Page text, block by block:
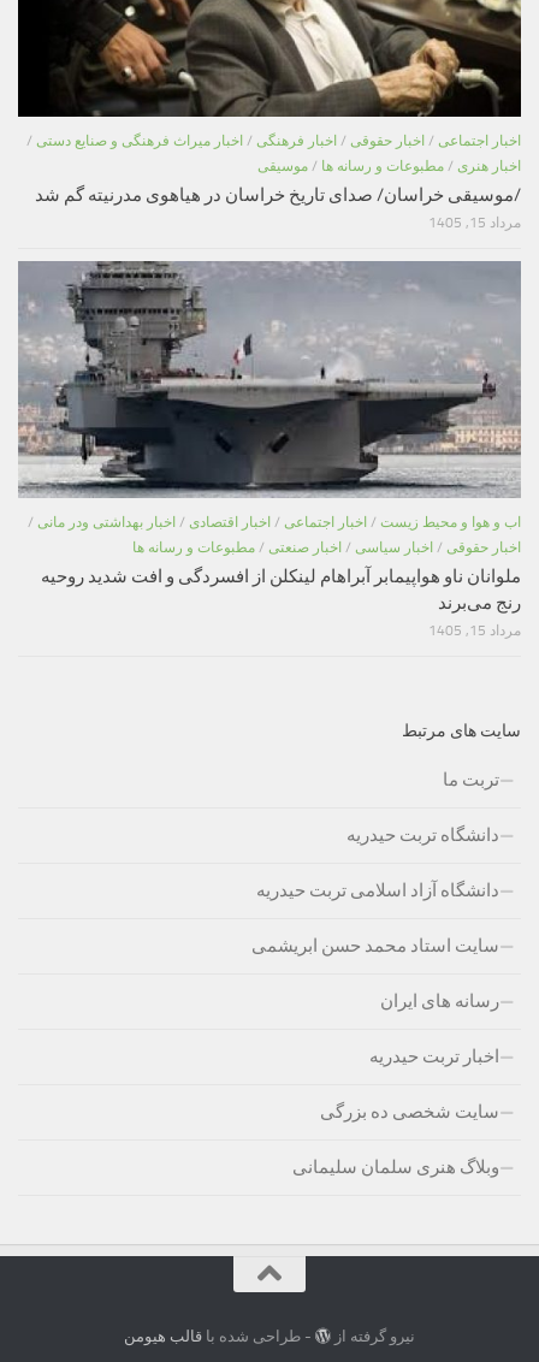
اخبار اجتماعی / اخبار حقوقی / اخبار فرهنگی / اخبار میراث فرهنگی و صنایع دستی /
اخبار هنری / مطبوعات و رسانه ها / موسیقی
/موسیقی خراسان/ صدای تاریخ خراسان در هیاهوی مدرنیته گم شد
مرداد 15, 1405
اب و هوا و محیط زیست / اخبار اجتماعی / اخبار اقتصادی / اخبار بهداشتی ودر مانی /
اخبار حقوقی / اخبار سیاسی / اخبار صنعتی / مطبوعات و رسانه ها
ملوانان ناو هواپیمابر آبراهام لینکلن از افسردگی و افت شدید روحیه
رنج می‌برند
مرداد 15, 1405
سایت های مرتبط
تربت ما
دانشگاه تربت حیدریه
دانشگاه آزاد اسلامی تربت حیدریه
سایت استاد محمد حسن ابریشمی
رسانه های ایران
اخبار تربت حیدریه
سایت شخصی ده بزرگی
وبلاگ هنری سلمان سلیمانی
نیرو گرفته از - طراحی شده باقالب هیومن